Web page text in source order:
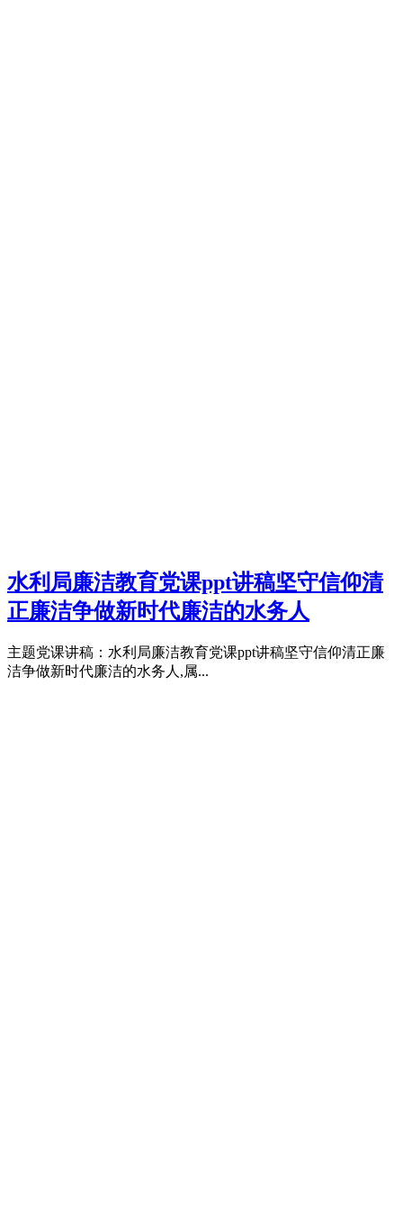
水利局廉洁教育党课ppt讲稿坚守信仰清
正廉洁争做新时代廉洁的水务人
主题党课讲稿：水利局廉洁教育党课ppt讲稿坚守信仰清正廉
洁争做新时代廉洁的水务人,属...